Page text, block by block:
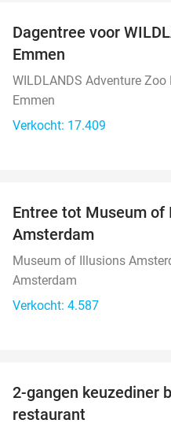
Dagentree voor
Emmen
WILDLANDS Adventure Zoo
Emmen
Verkocht: 17.409
Entree tot Museum of
Amsterdam
Museum of Illusions
Amsterdam
Verkocht: 4.587
2-gangen keuzediner
restaurant